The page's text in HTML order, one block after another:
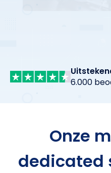
6.000
Onze
dedicated